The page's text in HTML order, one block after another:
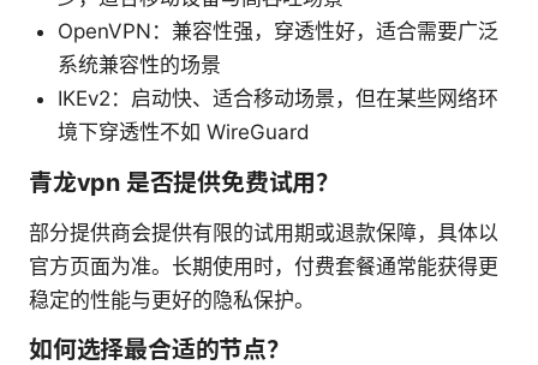
OpenVPN：兼容性强，穿透性好，适合需要广泛
系统兼容性的场景
IKEv2：启动快、适合移动场景，但在某些网络环
境下穿透性不如 WireGuard
青龙vpn 是否提供免费试用？
部分提供商会提供有限的试用期或退款保障，具体以
官方页面为准。长期使用时，付费套餐通常能获得更
稳定的性能与更好的隐私保护。
如何选择最合适的节点？